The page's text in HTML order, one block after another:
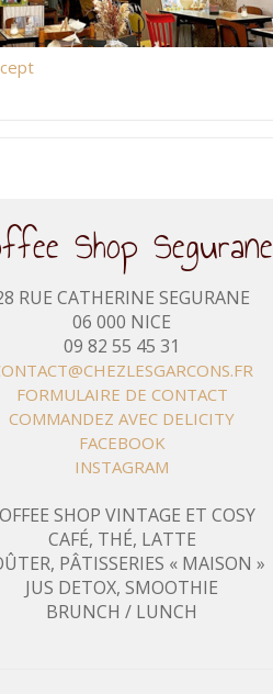
Shop Segurane
RUE CATHERINE SEGURANE
06 000 NICE
09 82 55 45 31
FORMULAIRE DE CONTACT
COMMANDEZ AVEC DELICITY
FACEBOOK
INSTAGRAM
SHOP VINTAGE ET COSY
CAFÉ, THÉ, LATTE
PÂTISSERIES « MAISON »
JUS DETOX, SMOOTHIE
BRUNCH / LUNCH